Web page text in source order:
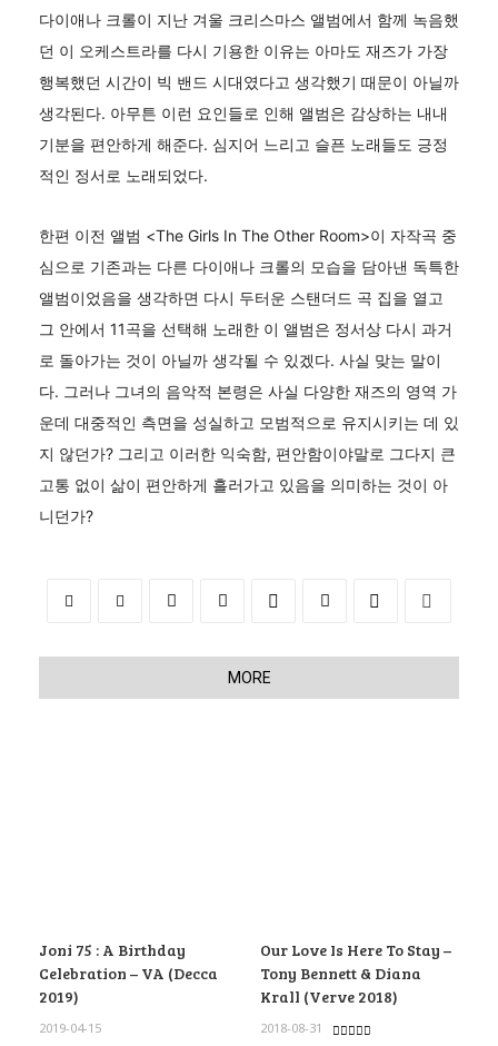
다이애나 크롤이 지난 겨울 크리스마스 앨범에서 함께 녹음했
던 이 오케스트라를 다시 기용한 이유는 아마도 재즈가 가장
행복했던 시간이 빅 밴드 시대였다고 생각했기 때문이 아닐까
생각된다. 아무튼 이런 요인들로 인해 앨범은 감상하는 내내
기분을 편안하게 해준다. 심지어 느리고 슬픈 노래들도 긍정
적인 정서로 노래되었다.
한편 이전 앨범 <The Girls In The Other Room>이 자작곡 중
심으로 기존과는 다른 다이애나 크롤의 모습을 담아낸 독특한
앨범이었음을 생각하면 다시 두터운 스탠더드 곡 집을 열고
그 안에서 11곡을 선택해 노래한 이 앨범은 정서상 다시 과거
로 돌아가는 것이 아닐까 생각될 수 있겠다. 사실 맞는 말이
다. 그러나 그녀의 음악적 본령은 사실 다양한 재즈의 영역 가
운데 대중적인 측면을 성실하고 모범적으로 유지시키는 데 있
지 않던가? 그리고 이러한 익숙함, 편안함이야말로 그다지 큰
고통 없이 삶이 편안하게 흘러가고 있음을 의미하는 것이 아
니던가?
MORE
Joni 75 : A Birthday
Celebration – VA (Decca
2019)
2019-04-15
Our Love Is Here To Stay –
Tony Bennett & Diana
Krall (Verve 2018)
2018-08-31